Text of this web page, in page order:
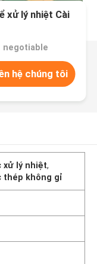
xử lý nhiệt Cài
negotiable
hệ chúng tôi
xử lý nhiệt,
thép không gỉ